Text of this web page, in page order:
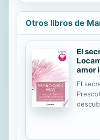
Otros libros de
El
amor
El
azul